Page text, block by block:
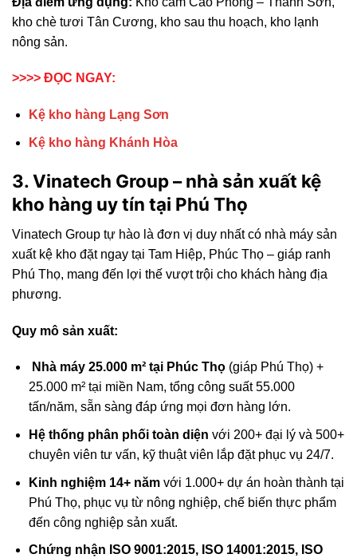
kho chè tươi Tân Cương, kho sau thu hoạch, kho lạnh
nông sản.
>>>> ĐỌC NGAY:
Kệ kho hàng Lạng Sơn
Kệ kho hàng Khánh Hòa
3. Vinatech Group – nhà sản xuất kệ
kho hàng uy tín tại Phú Thọ
Vinatech Group tự hào là đơn vị duy nhất có nhà máy sản
xuất kệ kho đặt ngay tại Tam Hiệp, Phúc Thọ – giáp ranh
Phú Thọ, mang đến lợi thế vượt trội cho khách hàng địa
phương.
Quy mô sản xuất:
Nhà máy 25.000 m² tại Phúc Thọ(giáp Phú Thọ) +
25.000 m² tại miền Nam, tổng công suất 55.000
tấn/năm, sẵn sàng đáp ứng mọi đơn hàng lớn.
Hệ thống phân phối toàn diện với 200+ đại lý và 500+
chuyên viên tư vấn, kỹ thuật viên lắp đặt phục vụ 24/7.
Kinh nghiệm 14+ nămvới 1.000+ dự án hoàn thành tại
Phú Thọ, phục vụ từ nông nghiệp, chế biến thực phẩm
đến công nghiệp sản xuất.
Chứng nhận ISO 9001:2015, ISO 14001:2015, ISO